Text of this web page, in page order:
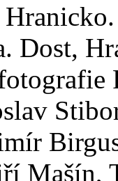
Dost,
Mašín,